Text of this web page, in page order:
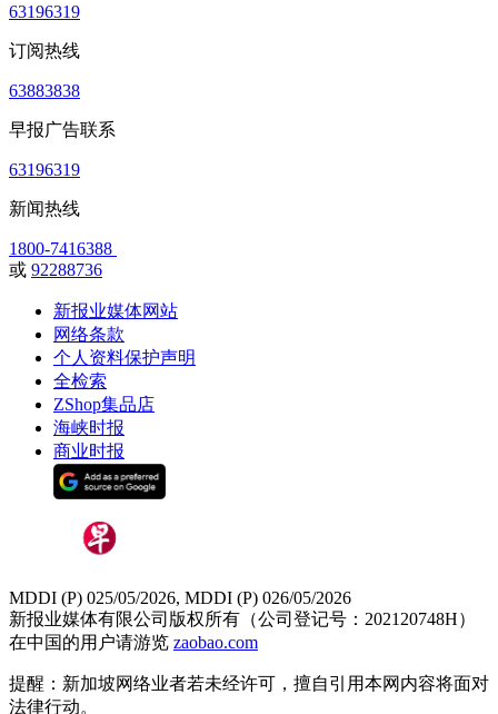
63196319
订阅热线
63883838
早报广告联系
63196319
新闻热线
1800-7416388
或 92288736
新报业媒体网站
网络条款
个人资料保护声明
全检索
ZShop集品店
海峡时报
商业时报
MDDI (P) 025/05/2026, MDDI (P) 026/05/2026
新报业媒体有限公司版权所有（公司登记号：202120748H）
在中国的用户请游览 zaobao.com
提醒：新加坡网络业者若未经许可，擅自引用本网内容将面对
法律行动。